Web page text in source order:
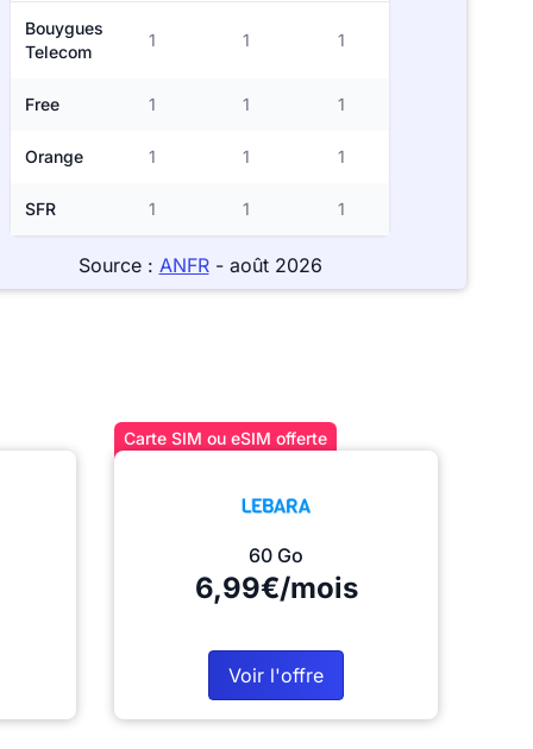
Bouygues
Telecom
1 1 1
Free 1 1 1
Orange 1 1 1
SFR 1 1 1
Source : ANFR- août 2026
Carte SIM ou eSIM offerte
60 Go
6,99€/mois
Voir l'offre